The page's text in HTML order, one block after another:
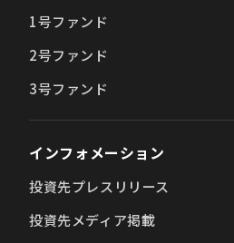
1号ファンド
2号ファンド
3号ファンド
インフォメーション
投資先プレスリリース
投資先メディア掲載